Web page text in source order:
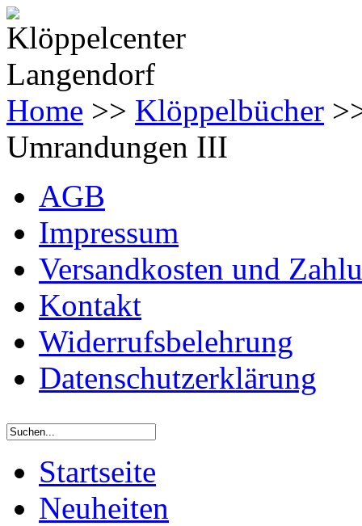
Home >> Klöppelbücher
Umrandungen III
AGB
Impressum
Versandkosten und
Kontakt
Widerrufsbelehrung
Datenschutzerklärung
Startseite
Neuheiten